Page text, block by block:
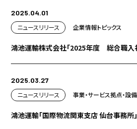
2025.04.01
ニュースリリース
企業情報トピックス
鴻池運輸株式会社「2025年度 総合職入
2025.03.27
ニュースリリース
事業・サービス拠点・設備
鴻池運輸「国際物流関東支店 仙台事務所